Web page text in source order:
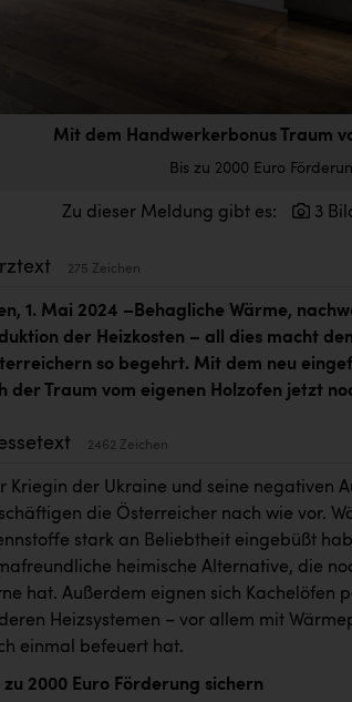
Mit dem Handwerkerbonus Traum
Bis zu 2000 Euro
Zu dieser Meldung gibt es: 3
275 Zeichen
1. Mai 2024 –Behagliche Wärme,
der Heizkosten – all dies macht
so begehrt. Mit dem neu
der Traum vom eigenen Holzofen jetzt
2462 Zeichen
Kriegin der Ukraine und seine negativen
die Österreicher nach wie vor.
stark an Beliebtheit eingebüßt
heimische Alternative, die
hat. Außerdem eignen sich Kachelöfen
Heizsystemen – vor allem mit
einmal befeuert hat.
zu 2000 Euro Förderung sichern